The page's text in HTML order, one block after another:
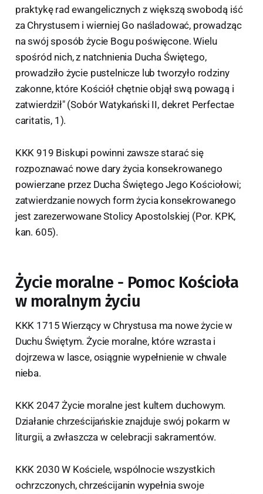
praktykę rad ewangelicznych z większą swobodą iść
za Chrystusem i wierniej Go naśladować, prowadząc
na swój sposób życie Bogu poświęcone. Wielu
spośród nich, z natchnienia Ducha Świętego,
prowadziło życie pustelnicze lub tworzyło rodziny
zakonne, które Kościół chętnie objął swą powagą i
zatwierdził" (Sobór Watykański II, dekret Perfectae
caritatis, 1).
KKK 919 Biskupi powinni zawsze starać się
rozpoznawać nowe dary życia konsekrowanego
powierzane przez Ducha Świętego Jego Kościołowi;
zatwierdzanie nowych form życia konsekrowanego
jest zarezerwowane Stolicy Apostolskiej (Por. KPK,
kan. 605).
Życie moralne - Pomoc Kościoła
w moralnym życiu
KKK 1715 Wierzący w Chrystusa ma nowe życie w
Duchu Świętym. Życie moralne, które wzrasta i
dojrzewa w lasce, osiągnie wypełnienie w chwale
nieba.
KKK 2047 Życie moralne jest kultem duchowym.
Działanie chrześcijańskie znajduje swój pokarm w
liturgii, a zwłaszcza w celebracji sakramentów.
KKK 2030 W Kościele, wspólnocie wszystkich
ochrzczonych, chrześcijanin wypełnia swoje